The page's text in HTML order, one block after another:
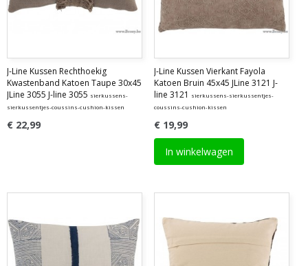
J-Line Kussen Rechthoekig
Kwastenband Katoen Taupe 30x45
JLine 3055 J-line 3055 sierkussens-
sierkussentjes-coussins-cushion-kissen
€ 22,99
J-Line Kussen Vierkant Fayola
Katoen Bruin 45x45 JLine 3121 J-
line 3121
sierkussens-sierkussentjes-
coussins-cushion-kissen
€ 19,99
In winkelwagen